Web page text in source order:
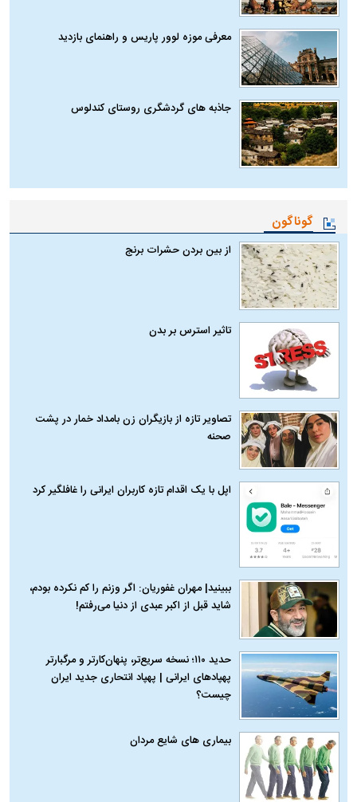
معرفی موزه لوور پاریس و راهنمای بازدید
جاذبه های گردشگری روستای کندلوس
گوناگون
از بین بردن حشرات برنج
تاثیر استرس بر بدن
تصاویر تازه از بازیگران زن بامداد خمار در پشت
صحنه
اپل با یک اقدام تازه کاربران ایرانی را غافلگیر کرد
ببینید| مهران غفوریان: اگر وزنم را کم نکرده بودم،
شاید قبل از اکبر عبدی از دنیا می‌رفتم!
حدید ۱۱۰؛ نسخه سریع‌تر، پنهان‌کارتر و مرگبارتر
پهپادهای ایرانی | پهپاد انتحاری جدید ایران
چیست؟
بیماری‌ های شایع مردان